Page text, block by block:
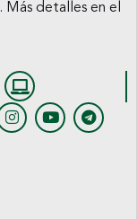
Más detalles en el